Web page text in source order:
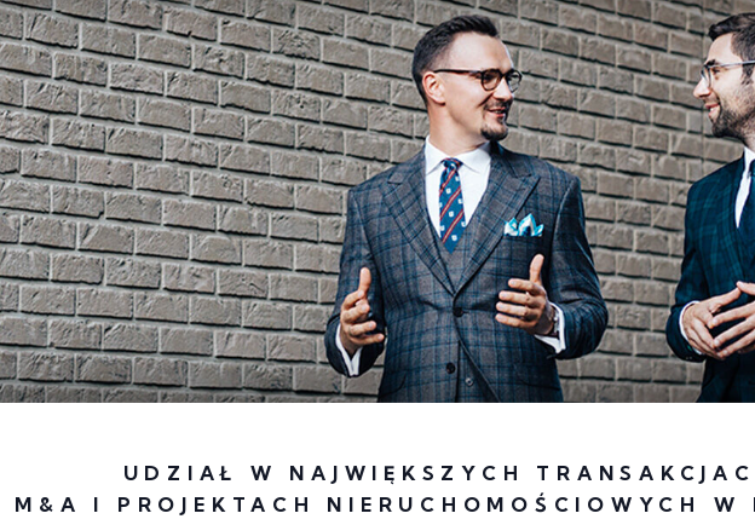
UDZIAŁ W NAJWIĘKSZYCH
M&A I PROJEKTACH NIERUCHOMOŚCIOWYCH W